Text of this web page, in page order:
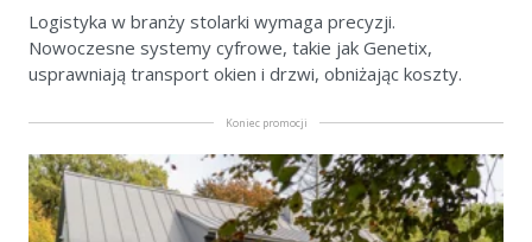
Logistyka w branży stolarki wymaga precyzji.
Nowoczesne systemy cyfrowe, takie jak Genetix,
usprawniają transport okien i drzwi, obniżając koszty.
Koniec promocji